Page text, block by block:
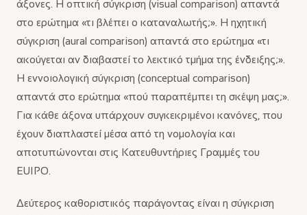
άξονες. Η οπτική σύγκριση (visual comparison) απαντά
στο ερώτημα «τι βλέπει ο καταναλωτής;». Η ηχητική
σύγκριση (aural comparison) απαντά στο ερώτημα «τι
ακούγεται αν διαβαστεί το λεκτικό τμήμα της ένδειξης;».
Η εννοιολογική σύγκριση (conceptual comparison)
απαντά στο ερώτημα «πού παραπέμπει τη σκέψη μας;».
Για κάθε άξονα υπάρχουν συγκεκριμένοι κανόνες, που
έχουν διαπλαστεί μέσα από τη νομολογία και
αποτυπώνονται στις Κατευθυντήριες Γραμμές του
EUIPO.
Δεύτερος καθοριστικός παράγοντας είναι η σύγκριση